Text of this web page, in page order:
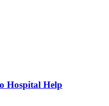
Hospital Help